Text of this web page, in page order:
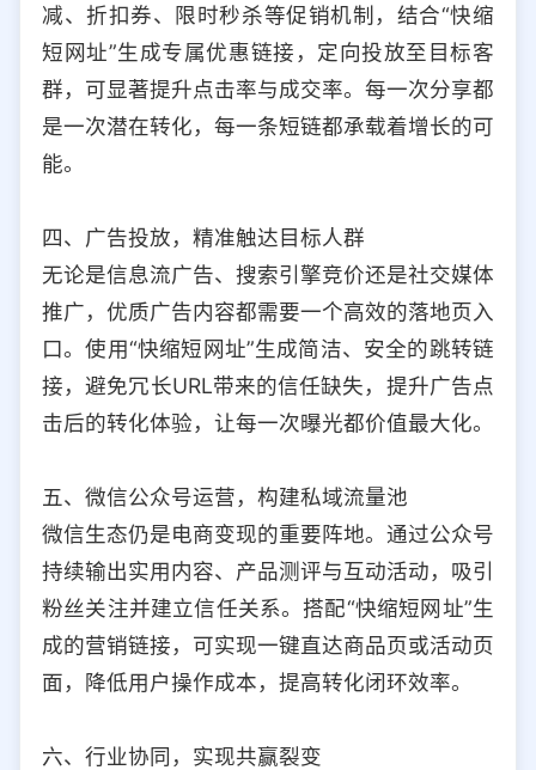
减、折扣券、限时秒杀等促销机制，结合“快缩
短网址”生成专属优惠链接，定向投放至目标客
群，可显著提升点击率与成交率。每一次分享都
是一次潜在转化，每一条短链都承载着增长的可
能。
四、广告投放，精准触达目标人群
无论是信息流广告、搜索引擎竞价还是社交媒体
推广，优质广告内容都需要一个高效的落地页入
口。使用“快缩短网址”生成简洁、安全的跳转链
接，避免冗长URL带来的信任缺失，提升广告点
击后的转化体验，让每一次曝光都价值最大化。
五、微信公众号运营，构建私域流量池
微信生态仍是电商变现的重要阵地。通过公众号
持续输出实用内容、产品测评与互动活动，吸引
粉丝关注并建立信任关系。搭配“快缩短网址”生
成的营销链接，可实现一键直达商品页或活动页
面，降低用户操作成本，提高转化闭环效率。
六、行业协同，实现共赢裂变